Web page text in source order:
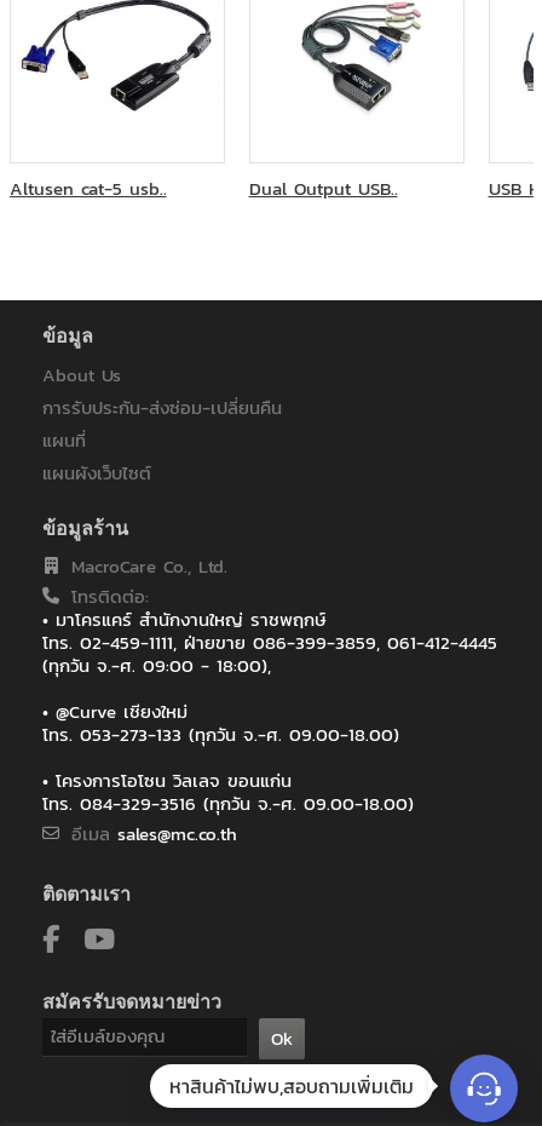
Altusen cat-5 usb.. Dual Output USB.. USB
ข้อมูล
About Us
การรับประกัน-ส่งซ่อม-เปลี่ยนคืน
แผนที่
แผนผังเว็บไซต์
ข้อมูลร้าน
MacroCare Co., Ltd.
โทรติดต่อ:
• มาโครแคร์ สำนักงานใหญ่ ราชพฤกษ์
โทร. 02-459-1111, ฝ่ายขาย 086-399-3859, 061-412-4445
(ทุกวัน จ.-ศ. 09:00 - 18:00),
• @Curve เชียงใหม่
โทร. 053-273-133 (ทุกวัน จ.-ศ. 09.00-18.00)
• โครงการโอโซน วิลเลจ ขอนแก่น
โทร. 084-329-3516 (ทุกวัน จ.-ศ. 09.00-18.00)
อีเมล sales@mc.co.th
ติดตามเรา
สมัครรับจดหมายข่าว
Ok
หาสินค้าไม่พบ,สอบถามเพิ่มเติม